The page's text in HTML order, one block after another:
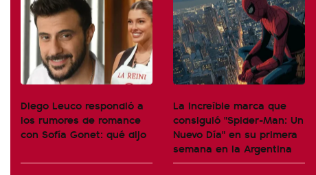
Diego Leuco respondió a
los rumores de romance
con Sofía Gonet: qué dijo
La increíble marca que
consiguió "Spider-Man: Un
Nuevo Día" en su primera
semana en la Argentina